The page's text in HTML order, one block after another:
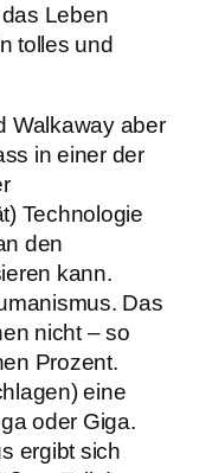
Leben
tolles und
Walkaway aber
in einer der
Technologie
den
kann.
Das
nicht – so
Prozent.
eine
oder Giga.
ergibt sich